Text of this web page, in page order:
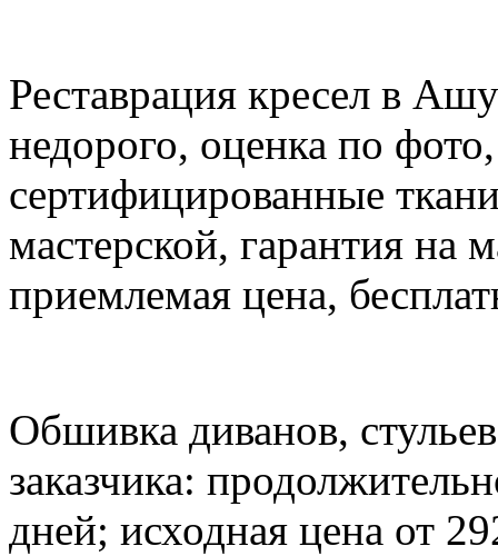
Реставрация кресел в
недорого, оценка по
сертифицированные
мастерской, гарантия на
приемлемая цена,
Обшивка диванов,
заказчика:
дней; исходная цена от